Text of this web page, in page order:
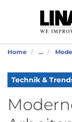
Home ...
Technik &